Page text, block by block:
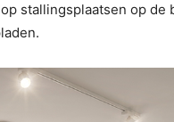
stallingsplaatsen op de